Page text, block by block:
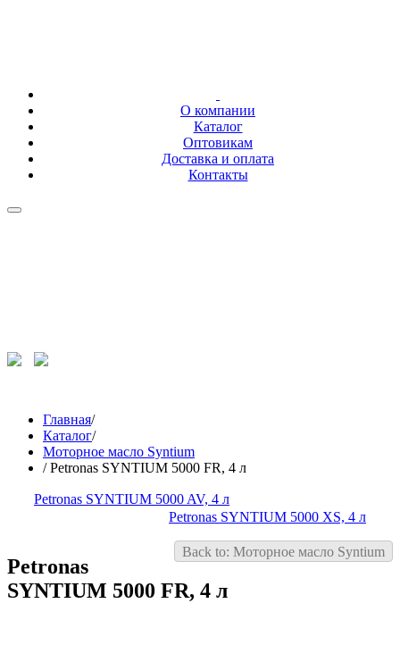
О компании
Каталог
Оптовикам
Доставка и оплата
Контакты
Главная/
Каталог/
Моторное масло Syntium
/Petronas SYNTIUM 5000 FR, 4 л
Petronas SYNTIUM 5000 AV, 4 л
Petronas SYNTIUM 5000 XS, 4 л
Back to: Моторное масло Syntium
Petronas
SYNTIUM 5000 FR, 4 л